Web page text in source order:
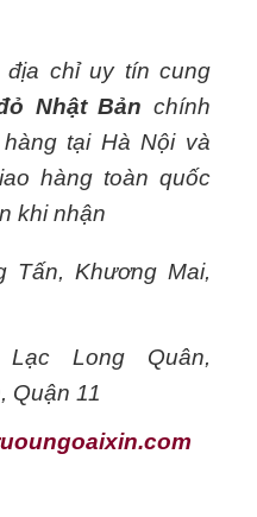
địa chỉ uy tín cung
Nhật Bản chính
tại Hà Nội và
hàng toàn quốc
khi nhận
Tấn, Khương Mai,
Long Quân,
Quận 11